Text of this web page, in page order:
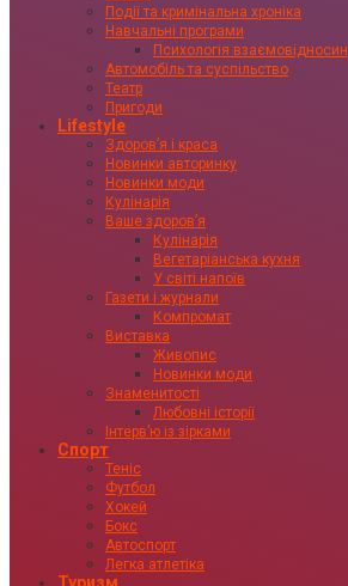
Події та кримінальна хроніка
Навчальні програми
Психологія взаємовідносин
Автомобіль та суспільство
Театр
Пригоди
Lifestyle
Здоровʼя і краса
Новинки авторинку
Новинки моди
Кулінарія
Ваше здоровʼя
Кулінарія
Вегетаріанська кухня
У світі напоїв
Газети і журнали
Компромат
Виставка
Живопис
Новинки моди
Знаменитості
Любовні історії
Інтервʼю із зірками
Спорт
Теніс
Футбол
Хокей
Бокс
Автоспорт
Легка атлетіка
Туризм